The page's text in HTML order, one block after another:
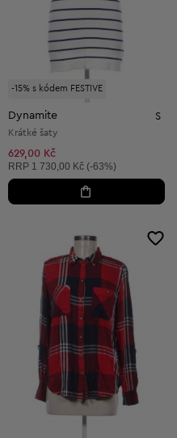
-15% s kódem FESTIVE
Dynamite S
Krátké šaty
629,00 Kč
Doporučená cena:
RRP 1 730,00 Kč (-63%)